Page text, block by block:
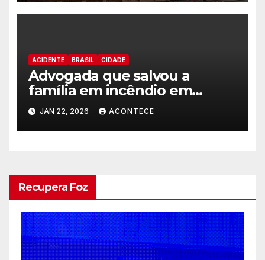
ACIDENTE BRASIL CIDADE
Advogada que salvou a
família em incêndio em
edificio recebe alta médica
JAN 22, 2026 ACONTECE
Recupera Foz